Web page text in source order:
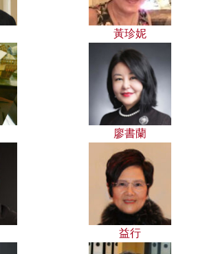
黃珍妮
廖書蘭
益行